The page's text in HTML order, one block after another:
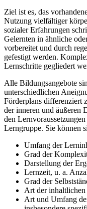
Ziel ist es, das
Nutzung vielfältiger
sozialer Erfahrungen
Gelernten in ähnliche
vorbereitet und durch
gefestigt werden.
Lernschritte gegliedert
Alle Bildungsangebote
unterschiedlichen
Förderplans differenziert
der inneren und äußeren
den
Lerngruppe. Sie können
Umfang der
Grad der
Darstellung der
Lernzeit, u. a.
Grad der
Art der inhaltlichen
Art und Umfang